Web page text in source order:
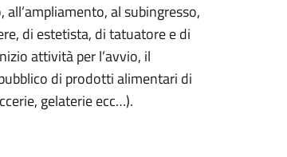
al subingresso,
di estetista, di tatuatore e di
attività per l’avvio, il
di prodotti alimentari di
gelaterie ecc…).